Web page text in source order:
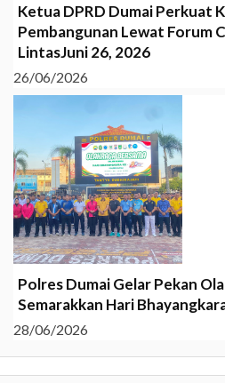
Ketua DPRD Dumai Perkuat
Pembangunan Lewat Forum
LintasJuni 26, 2026
26/06/2026
Polres Dumai Gelar Pekan
Semarakkan Hari
28/06/2026